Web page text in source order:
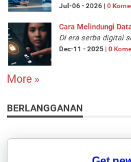
Jul-06 - 2026 | 0
Cara Melindungi
Di era serba digital
Dec-11 - 2025 | 0
More »
BERLANGGANAN